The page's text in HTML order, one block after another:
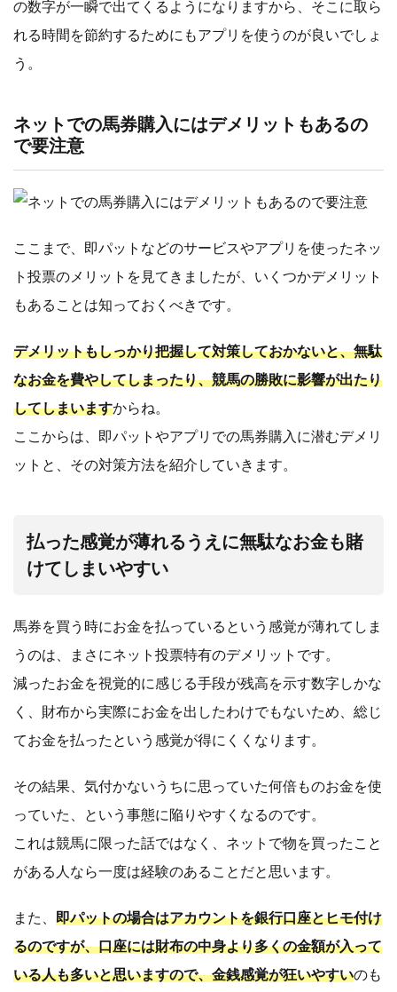
の数字が一瞬で出てくるようになりますから、そこに取ら
れる時間を節約するためにもアプリを使うのが良いでしょ
う。
ネットでの馬券購入にはデメリットもあるの
で要注意
ここまで、即パットなどのサービスやアプリを使ったネッ
ト投票のメリットを見てきましたが、いくつかデメリット
もあることは知っておくべきです。
デメリットもしっかり把握して対策しておかないと、無駄
なお金を費やしてしまったり、競馬の勝敗に影響が出たり
してしまいますからね。
ここからは、即パットやアプリでの馬券購入に潜むデメリ
ットと、その対策方法を紹介していきます。
払った感覚が薄れるうえに無駄なお金も賭
けてしまいやすい
馬券を買う時にお金を払っているという感覚が薄れてしま
うのは、まさにネット投票特有のデメリットです。
減ったお金を視覚的に感じる手段が残高を示す数字しかな
く、財布から実際にお金を出したわけでもないため、総じ
てお金を払ったという感覚が得にくくなります。
その結果、気付かないうちに思っていた何倍ものお金を使
っていた、という事態に陥りやすくなるのです。
これは競馬に限った話ではなく、ネットで物を買ったこと
がある人なら一度は経験のあることだと思います。
また、 即パットの場合はアカウントを銀行口座とヒモ付け
るのですが、口座には財布の中身より多くの金額が入って
いる人も多いと思いますので、金銭感覚が狂いやすいのも